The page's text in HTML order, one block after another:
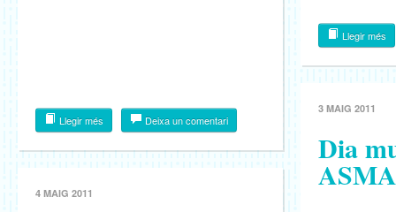
Llegir més Deixa un comentari
4 MAIG 2011
Llegir més
3 MAIG 2011
Dia